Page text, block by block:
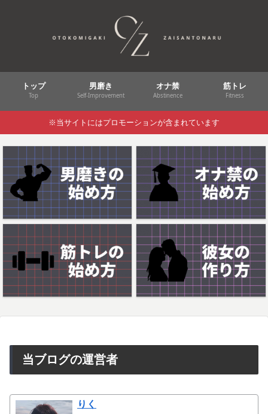
トップ
Top
男磨き
Self-Improvement
オナ禁
Abstinence
筋トレ
Fitness
※当サイトにはプロモーションが含まれています
当ブログの運営者
りく